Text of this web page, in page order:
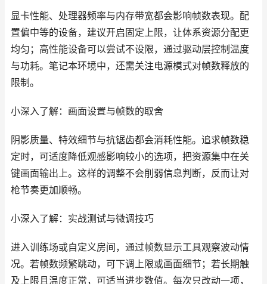
显卡性能、处理器频率与内存带宽都会影响帧数表现。配
置偏中等的设备，建议开启固定上限，让体系资源分配更
均匀；高性能设备可以尝试不设限，通过驱动层控制温度
与功耗。笔记本环境中，还需关注电源模式对帧数释放的
限制。
小深入了解：画面设置与帧数的取舍
阴影质量、特效细节与抗锯齿都会消耗性能。追求帧数稳
定时，可适度降低观感影响较小的选项，把资源集中在关
键画面输出上。这样的调整不会削弱信息判断，反而让对
枪节奏更加顺畅。
小深入了解：实战测试与微调技巧
进入训练场或自定义房间，通过帧数显示工具观察波动情
况。若帧数频繁跳动，可下调上限或画面细节；若长期触
及上限且温度正常，可适当进步数值。每次只改动一项，